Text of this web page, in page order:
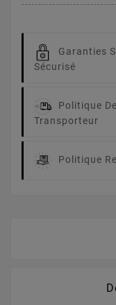
Garanties
Sécurisé
Politique
Transporteur
Politique